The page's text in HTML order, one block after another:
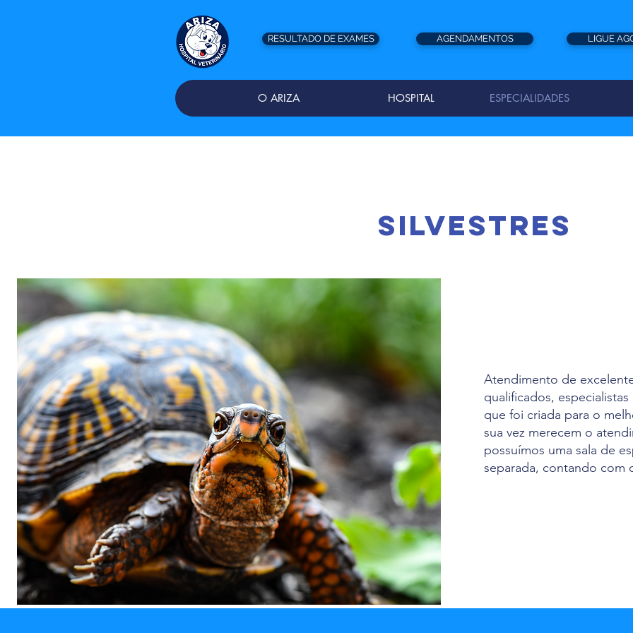
RESULTADO DE EXAMES AGENDAMENTOS LIGUE
O ARIZA HOSPITAL ESPECIALIDADES
silvestres
Atendimento de
qualificados,
que foi criada para o
sua vez merecem o
possuímos uma sala de
separada, contando com